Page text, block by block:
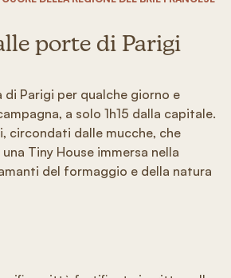
porte di Parigi
di Parigi per qualche giorno e
a solo 1h15 dalla capitale.
circondati dalle mucche, che
Tiny House immersa nella
del formaggio e della natura